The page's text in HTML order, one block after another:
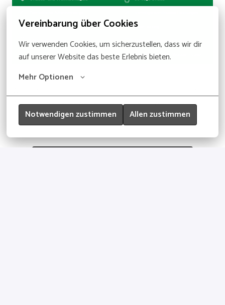
Vereinbarung über Cookies
Wir verwenden Cookies, um sicherzustellen, dass wir dir
auf unserer Website das beste Erlebnis bieten.
Mehr Optionen
Notwendigen zustimmen Allen zustimmen
Wachstumskurs. Bewerben Sie sich gleich, wenn Sie eine
Tätigkeit mit langfristiger Perspektive suchen!